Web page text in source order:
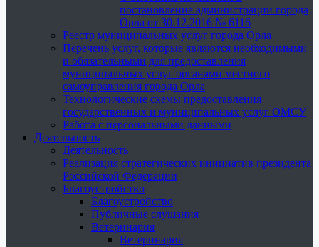
постановление администрации города
Орла от 30.12.2016 № 6116
Реестр муниципальных услуг города Орла
Перечень услуг, которые являются необходимыми
и обязательными для предоставления
муниципальных услуг органами местного
самоуправления города Орла
Технологические схемы предоставления
государственных и муниципальных услуг ОМСУ
Работа с персональными данными
Деятельность
Деятельность
Реализация стратегических инициатив президента
Российской Федерации
Благоустройство
Благоустройство
Публичные слушания
Ветеринария
Ветеринария